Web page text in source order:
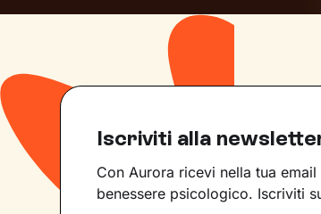
Iscriviti alla
Con Aurora ricevi nella tua
benessere psicologico. Iscriviti